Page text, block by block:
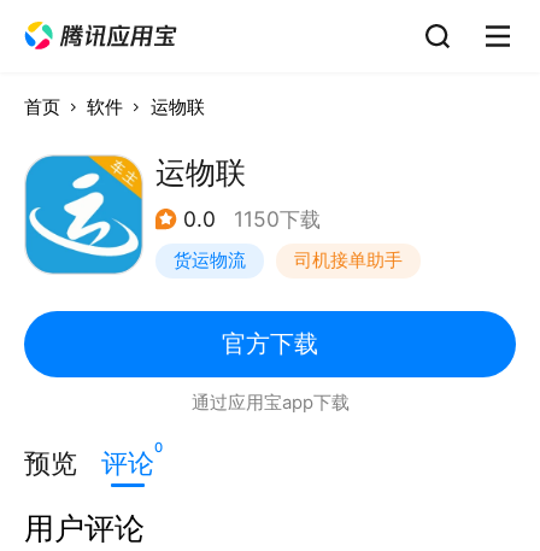
首页 软件 运物联
运物联
0.0 1150下载
货运物流 司机接单助手
官方下载
通过应用宝app下载
预览 评论0
用户评论